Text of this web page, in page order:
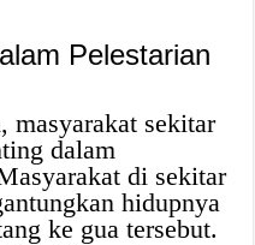
Pelestarian
masyarakat sekitar
dalam
di sekitar
hidupnya
ke gua tersebut.